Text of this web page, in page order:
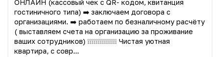
ОНЛАЙН (кассовый чек с QR- кодом, квитанция
гостиничного типа) ➡️ заключаем договора с
организациями. ➡️ работаем по безналичному расчёту
( выставляем счета на организацию за проживание
ваших сотрудников) ❕❕❕❕❕❕❕❕❕❕❕❕❕❕❕ Чистая уютная
квартира, с совр...